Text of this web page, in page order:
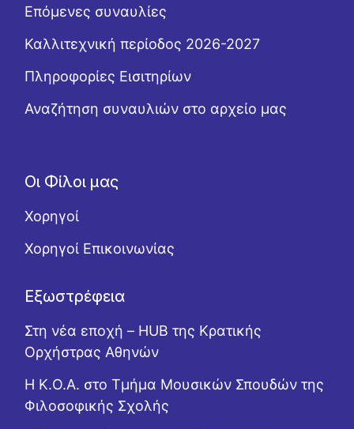
Επόμενες συναυλίες
Καλλιτεχνική περίοδος 2026-2027
Πληροφορίες Εισιτηρίων
Αναζήτηση συναυλιών στο αρχείο μας
Οι Φίλοι μας
Χορηγοί
Χορηγοί Επικοινωνίας
Εξωστρέφεια
Στη νέα εποχή – HUB της Κρατικής
Ορχήστρας Αθηνών
Η Κ.Ο.Α. στο Τμήμα Μουσικών Σπουδών της
Φιλοσοφικής Σχολής